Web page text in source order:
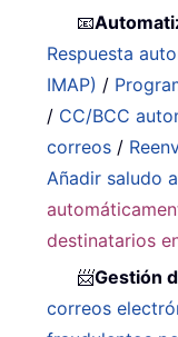
📧
Respuesta
IMAP) /
/ CC/BCC
correos /
Añadir saludo
destinatarios
📨Gestión
correos